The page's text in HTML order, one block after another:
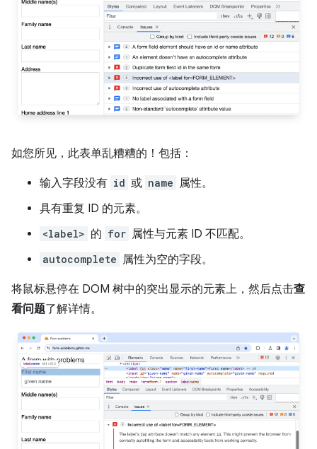
如您所见，此表单乱糟糟的！包括：
输入字段没有 id 或 name 属性。
具有重复 ID 的元素。
<label> 的 for 属性与元素 ID 不匹配。
autocomplete 属性为空的字段。
将鼠标悬停在 DOM 树中的突出显示的元素上，然后点击查
看问题了解详情。